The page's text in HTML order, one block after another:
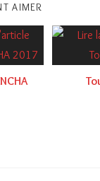
AIMER